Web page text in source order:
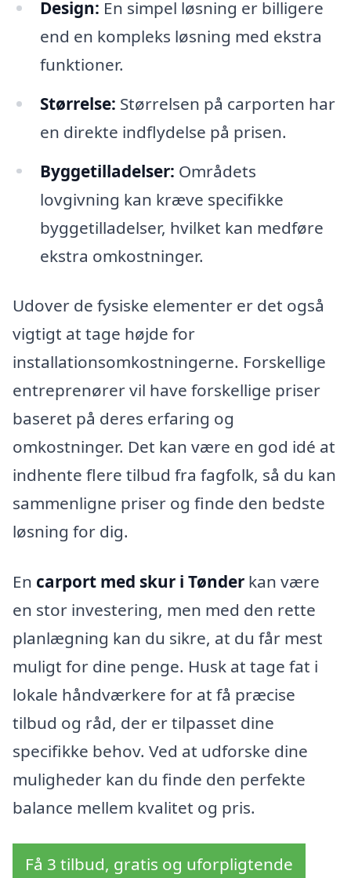
Design: En simpel løsning er billigere
end en kompleks løsning med ekstra
funktioner.
Størrelse: Størrelsen på carporten har
en direkte indflydelse på prisen.
Byggetilladelser: Områdets
lovgivning kan kræve specifikke
byggetilladelser, hvilket kan medføre
ekstra omkostninger.
Udover de fysiske elementer er det også
vigtigt at tage højde for
installationsomkostningerne. Forskellige
entreprenører vil have forskellige priser
baseret på deres erfaring og
omkostninger. Det kan være en god idé at
indhente flere tilbud fra fagfolk, så du kan
sammenligne priser og finde den bedste
løsning for dig.
En carport med skur i Tønder kan være
en stor investering, men med den rette
planlægning kan du sikre, at du får mest
muligt for dine penge. Husk at tage fat i
lokale håndværkere for at få præcise
tilbud og råd, der er tilpasset dine
specifikke behov. Ved at udforske dine
muligheder kan du finde den perfekte
balance mellem kvalitet og pris.
Få 3 tilbud, gratis og uforpligtende